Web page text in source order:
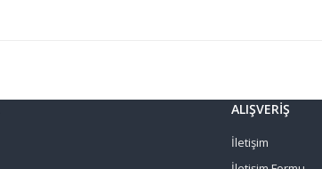
ALIŞVERİŞ
İletişim